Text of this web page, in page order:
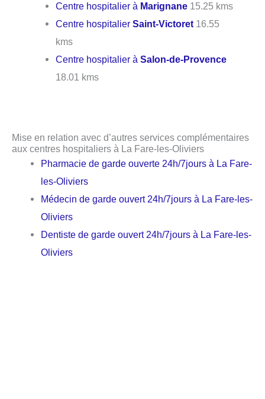
Centre hospitalier à Marignane 15.25 kms
Centre hospitalierSaint-Victoret 16.55
kms
Centre hospitalier àSalon-de-Provence
18.01 kms
Mise en relation avec d’autres services complémentaires
aux centres hospitaliers à La Fare-les-Oliviers
Pharmacie de garde ouverte 24h/7jours à La Fare-
les-Oliviers
Médecin de garde ouvert 24h/7jours à La Fare-les-
Oliviers
Dentiste de garde ouvert 24h/7jours à La Fare-les-
Oliviers